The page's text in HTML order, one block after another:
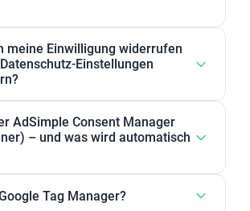
eingestuft haben, kann in den
abgelehnt werden. Sie
akzeptieren oder ablehnen.
meine Einwilligung widerrufen
Einstellungen
können Sie Ihre Zustimmung
indem Sie Ihre Einwilligungen
AdSimple Consent Manager
– und was wird automatisch
oder WordPress-Plugin verfügbar
Tag Manager?